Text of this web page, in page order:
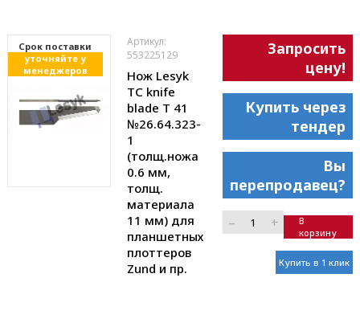
Cрок поставки
уточняйте у
менеджеров
Артикул:
553225129
Нож Lesyk
TC knife
blade T 41
№26.64.323-
1
(толщ.ножа
0.6 мм,
толщ.
материала
11 мм) для
планшетных
плоттеров
Zund и пр.
Запросить
цену!
Купить через
тендер
Вы
перепродавец?
– +
В
корзину
Купить в 1 клик